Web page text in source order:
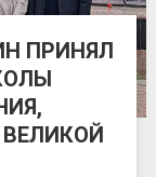
ПРИНЯЛ